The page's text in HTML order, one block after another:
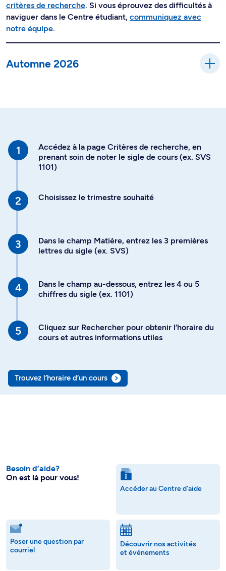
critères de recherche. Si vous éprouvez des difficultés à
naviguer dans le Centre étudiant, communiquez avec
notre équipe.
Automne 2026
Accédez à la page Critères de recherche, en
prenant soin de noter le sigle de cours (ex. SVS
1101)
Choisissez le trimestre souhaité
Dans le champ Matière, entrez les 3 premières
lettres du sigle (ex. SVS)
Dans le champ au-dessous, entrez les 4 ou 5
chiffres du sigle (ex. 1101)
Cliquez sur Rechercher pour obtenir l’horaire du
cours et autres informations utiles
Trouvez l’horaire d’un cours
Besoin d’aide?
On est là pour vous!
Accéder au Centre d'aide
Poser une question par
courriel
Découvrir nos activités
et événements